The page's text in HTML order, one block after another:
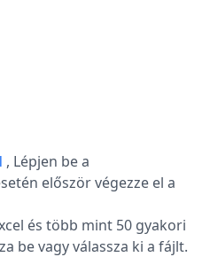
, Lépjen be a
először végezze el a
és több mint 50 gyakori
be vagy válassza ki a fájlt.